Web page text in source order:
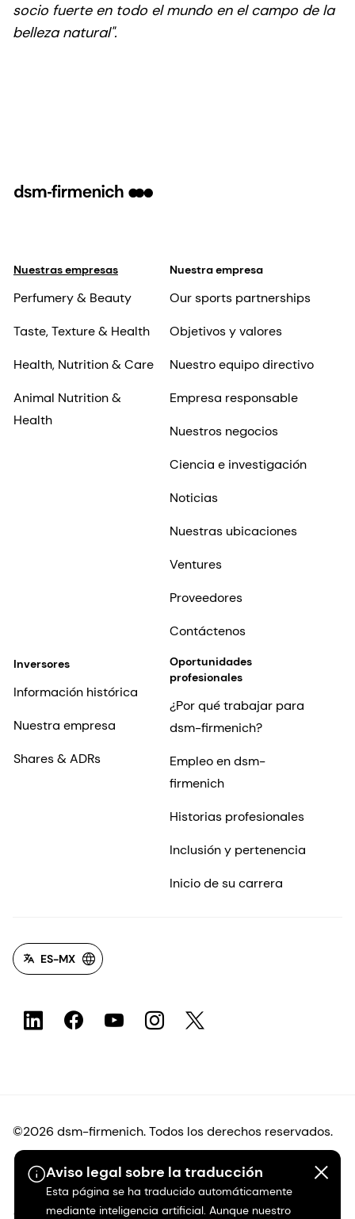
socio fuerte en todo el mundo en el campo de la
belleza natural".
Aviso legal sobre la traducción
Esta página se ha traducido automáticamente
mediante inteligencia artificial. Aunque nuestro
Nuestras empresas
Perfumery & Beauty
Taste, Texture & Health
Health, Nutrition & Care
Animal Nutrition &
Health
Nuestra empresa
Our sports partnerships
Objetivos y valores
Nuestro equipo directivo
Empresa responsable
Nuestros negocios
Ciencia e investigación
Noticias
Nuestras ubicaciones
Ventures
Proveedores
Contáctenos
Inversores
Información histórica
Nuestra empresa
Shares & ADRs
Oportunidades
profesionales
¿Por qué trabajar para
dsm-firmenich?
Empleo en dsm-
firmenich
Historias profesionales
Inclusión y pertenencia
Inicio de su carrera
ES-MX
©2026 dsm-firmenich. Todos los derechos reservados.
Protección de datos
Condiciones de uso